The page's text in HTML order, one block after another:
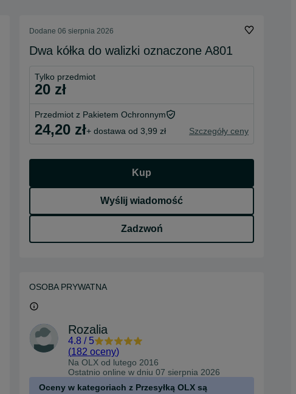
Dodane 06 sierpnia 2026
Dwa kółka do walizki oznaczone A801
Tylko przedmiot
20 zł
Przedmiot z Pakietem Ochronnym
24,20 zł+ dostawa od 3,99 zł Szczegóły ceny
Kup
Wyślij wiadomość
Zadzwoń
OSOBA PRYWATNA
Rozalia
4.8 / 5
(182 oceny)
Na OLX od lutego 2016
Ostatnio online w dniu 07 sierpnia 2026
Oceny w kategoriach z Przesyłką OLX są